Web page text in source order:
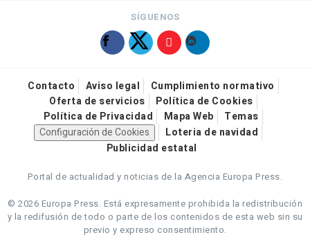
SÍGUENOS
Contacto Aviso legal
Cumplimiento normativo
Oferta de servicios
Política de Cookies
Política de Privacidad
Mapa Web
Temas
Configuración de Cookies
Loteria de navidad
Publicidad estatal
Portal de actualidad y noticias de la Agencia Europa Press.
© 2026 Europa Press. Está expresamente prohibida la redistribución
y la redifusión de todo o parte de los contenidos de esta web sin su
previo y expreso consentimiento.